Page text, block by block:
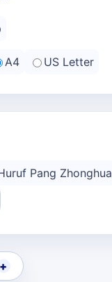
A4 US Letter
Pang Zhonghua